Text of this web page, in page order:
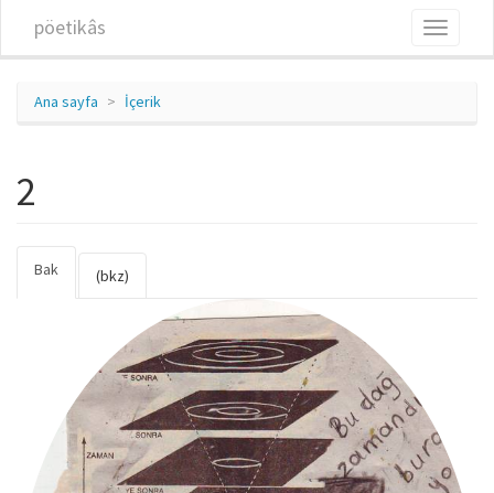
pöetikâs
Toggle
Ana sayfa İçerik
2
Birincil sekmeler
Bak
sekme)
(bkz)
2_copy.jpg